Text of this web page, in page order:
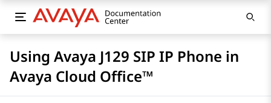
Using Avaya J129 SIP IP Phone in
Avaya Cloud Office™